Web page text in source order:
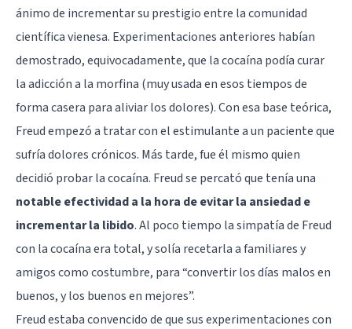
ánimo de incrementar su prestigio entre la comunidad
científica vienesa. Experimentaciones anteriores habían
demostrado, equivocadamente, que la cocaína podía curar
la adicción a la morfina (muy usada en esos tiempos de
forma casera para aliviar los dolores). Con esa base teórica,
Freud empezó a tratar con el estimulante a un paciente que
sufría dolores crónicos. Más tarde, fue él mismo quien
decidió probar la cocaína. Freud se percató que tenía una
notable efectividad a la hora de evitar la ansiedad e
incrementar la libido. Al poco tiempo la simpatía de Freud
con la cocaína era total, y solía recetarla a familiares y
amigos como costumbre, para “convertir los días malos en
buenos, y los buenos en mejores”.
Freud estaba convencido de que sus experimentaciones con